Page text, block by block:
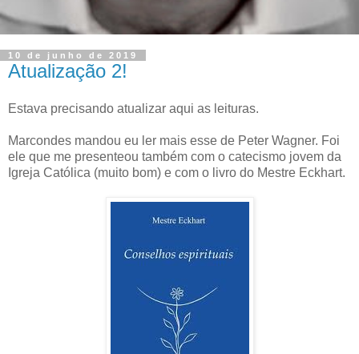
10 de junho de 2019
Atualização 2!
Estava precisando atualizar aqui as leituras.
Marcondes mandou eu ler mais esse de Peter Wagner. Foi
ele que me presenteou também com o catecismo jovem da
Igreja Católica (muito bom) e com o livro do Mestre Eckhart.